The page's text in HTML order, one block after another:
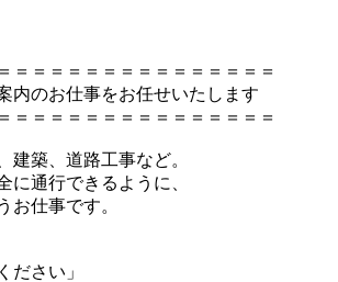
＝＝＝＝＝＝＝＝＝＝＝＝＝＝＝
内のお仕事をお任せいたします
＝＝＝＝＝＝＝＝＝＝＝＝＝＝＝
建築、道路工事など。
に通行できるように、
お仕事です。
ださい」